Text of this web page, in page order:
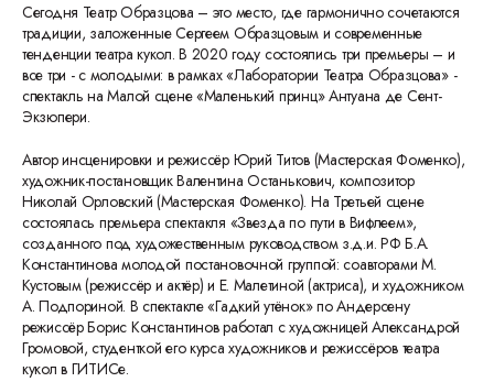
Сегодня Театр Образцова – это место, где гармонично сочетаются
традиции, заложенные Сергеем Образцовым и современные
тенденции театра кукол. В 2020 году состоялись три премьеры – и
все три - с молодыми: в рамках «Лаборатории Театра Образцова» -
спектакль на Малой сцене «Маленький принц» Антуана де Сент-
Экзюпери.
Автор инсценировки и режиссёр Юрий Титов (Мастерская Фоменко),
художник-постановщик Валентина Останькович, композитор
Николай Орловский (Мастерская Фоменко). На Третьей сцене
состоялась премьера спектакля «Звезда по пути в Вифлеем»,
созданного под художественным руководством з.д.и. РФ Б.А.
Константинова молодой постановочной группой: соавторами М.
Кустовым (режиссёр и актёр) и Е. Малетиной (актриса), и художником
А. Подпориной. В спектакле «Гадкий утёнок» по Андерсену
режиссёр Борис Константинов работал с художницей Александрой
Громовой, студенткой его курса художников и режиссёров театра
кукол в ГИТИСе.